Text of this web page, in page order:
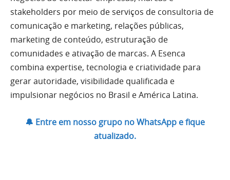
stakeholders por meio de serviços de consultoria de
comunicação e marketing, relações públicas,
marketing de conteúdo, estruturação de
comunidades e ativação de marcas. A Esenca
combina expertise, tecnologia e criatividade para
gerar autoridade, visibilidade qualificada e
impulsionar negócios no Brasil e América Latina.
🔔 Entre em nosso grupo no WhatsApp e fique
atualizado.